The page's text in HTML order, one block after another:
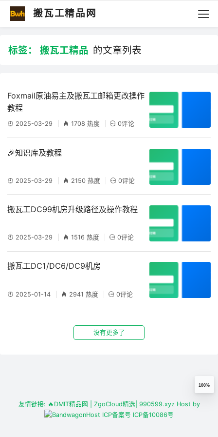
搬瓦工精品网
标签： 搬瓦工精品 的文章列表
Foxmail原油易主及搬瓦工邮箱更改操作
教程
2025-03-29 1708 热度 0评论
🎉知识库及教程
2025-03-29 2150 热度 0评论
搬瓦工DC99机房升级路径及操作教程
2025-03-29 1516 热度 0评论
搬瓦工DC1/DC6/DC9机房
2025-01-14 2941 热度 0评论
没有更多了
100%
友情链接: 🔥DMIT精品网 | ZgoCloud精选| 990599.xyzHost by
ICP备案号 ICP备10086号